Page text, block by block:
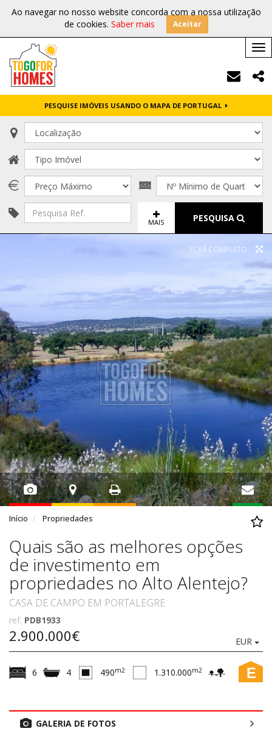
Ao navegar no nosso website concorda com a nossa utilização
de cookies. Saber mais Aceitar
PESQUISE IMÓVEIS USANDO O MAPA DE PORTUGAL
MAIS PESQUISA
ECRÃ COMPLETO
Início Propriedades
Quais são as melhores opções
de investimento em
propriedades no Alto Alentejo?
CASA DE CAMPO EM PORTALEGRE
ref. PDB1933
2.900.000€ EUR
E
6 4 490m2 1.310.000m2
GALERIA DE FOTOS